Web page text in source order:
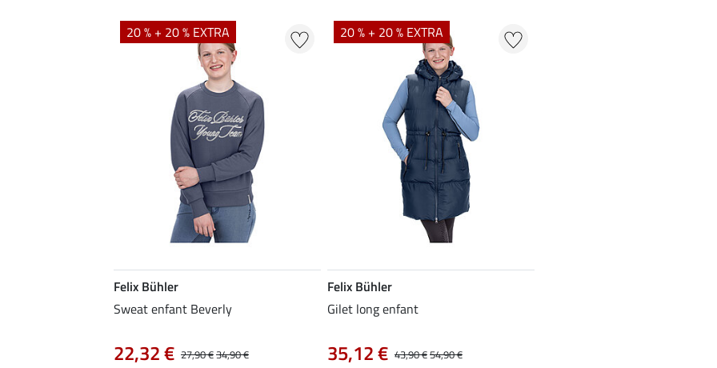
20 % + 20 % EXTRA
Felix Bühler
Sweat enfant Beverly
27,90 €34,90 €
22,32 €
20 % + 20 % EXTRA
Felix Bühler
Gilet long enfant
43,90 €54,90 €
35,12 €